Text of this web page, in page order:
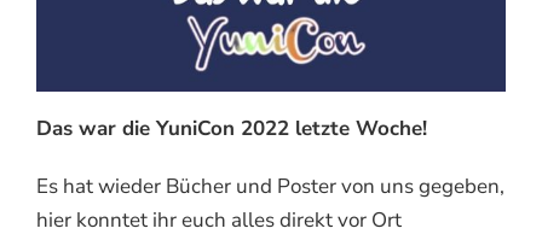
Das war die YuniCon 2022 letzte Woche!
Es hat wieder Bücher und Poster von uns gegeben,
hier konntet ihr euch alles direkt vor Ort